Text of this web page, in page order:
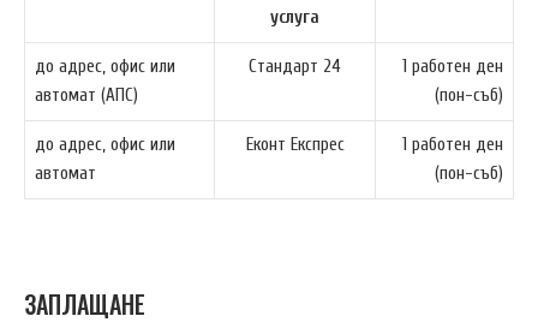
услуга
до адрес, офис или
автомат (АПС)
Стандарт 24
1 работен ден
(пон-съб)
до адрес, офис или
автомат
Еконт Експрес
1 работен ден
(пон-съб)
ЗАПЛАЩАНЕ